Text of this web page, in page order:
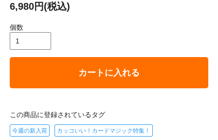
6,980円(税込)
個数
カートに入れる
この商品に登録されているタグ
今週の新入荷 カッコいい！カードマジック特集！